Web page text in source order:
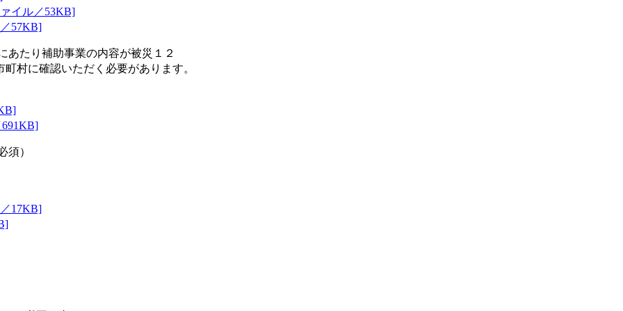
イル／53KB]
57KB]
たり補助事業の内容が被災１２
に確認いただく必要があります。
須）
17KB]